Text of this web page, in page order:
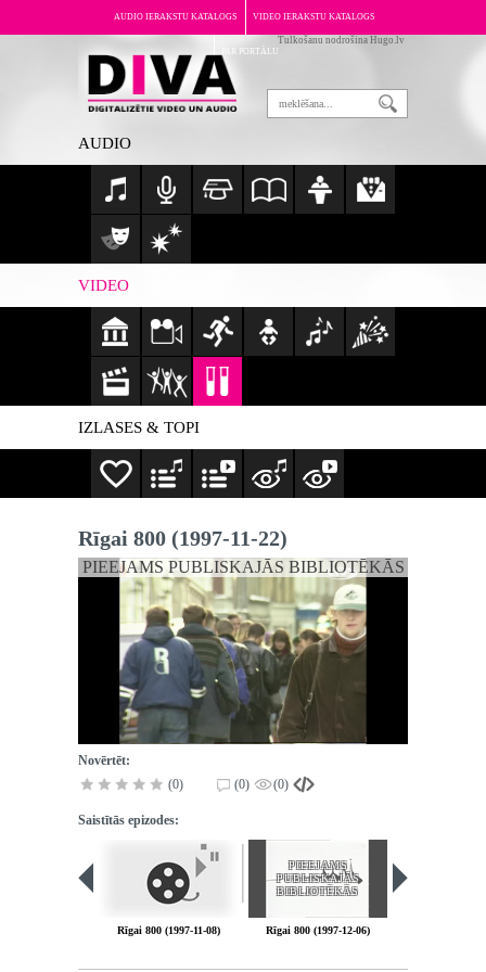
AUDIO IERAKSTU KATALOGS VIDEO IERAKSTU KATALOGS
PAR PORTĀLU
Tulkošanu nodrošina Hugo.lv
AUDIO
VIDEO
IZLASES & TOPI
Rīgai 800 (1997-11-22)
PIEEJAMS PUBLISKAJĀS BIBLIOTĒKĀS
Novērtēt:
(0)
(0) (0)
Saistītās epizodes:
Rīgai 800 (1997-11-08)
PIEEJAMS
PUBLISKAJĀS
BIBLIOTĒKĀS
Rīgai 800 (1997-12-06)